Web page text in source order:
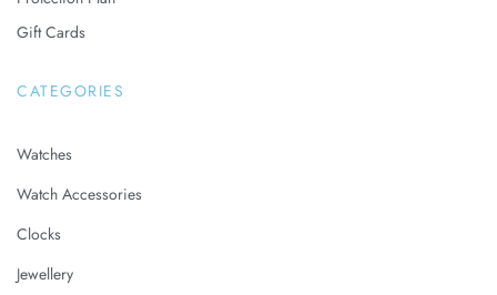
Gift Cards
CATEGORIES
Watches
Watch Accessories
Clocks
Jewellery